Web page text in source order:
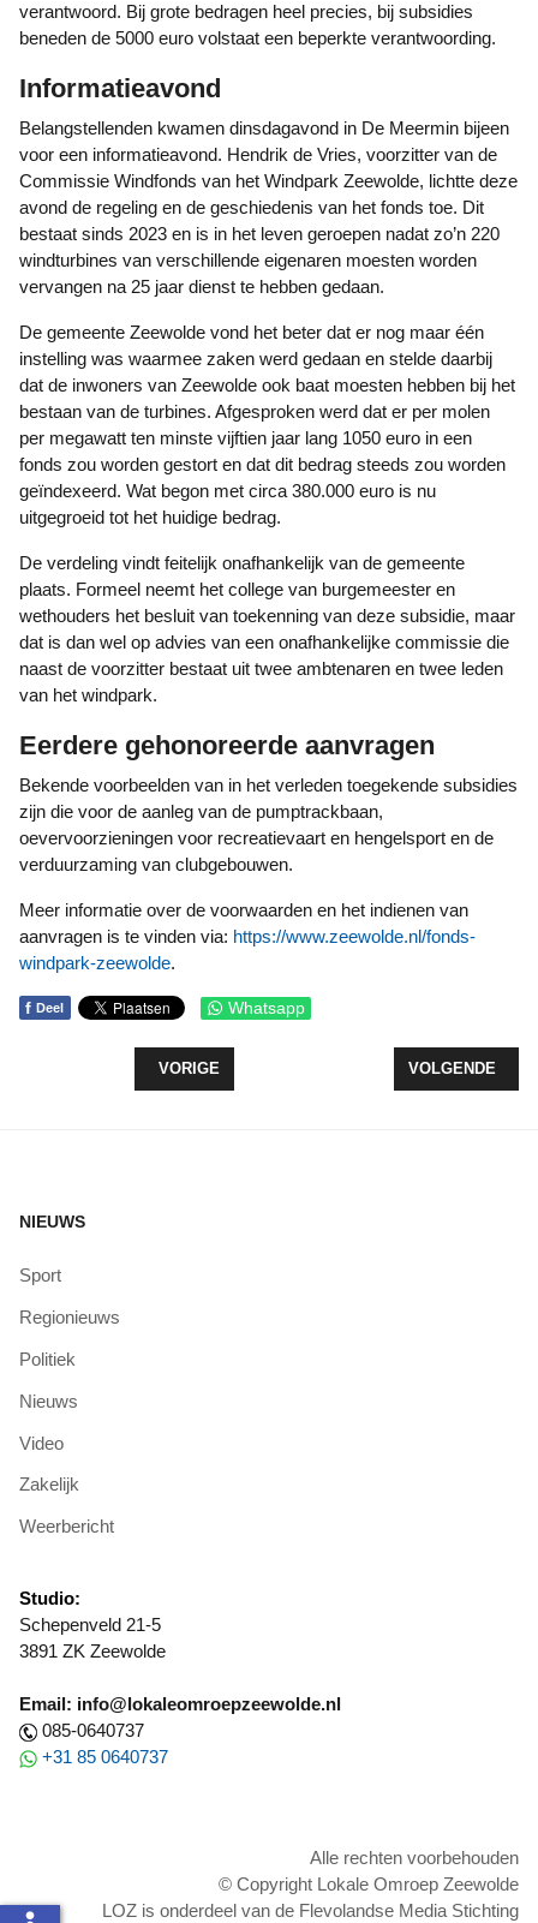
verantwoord. Bij grote bedragen heel precies, bij subsidies
beneden de 5000 euro volstaat een beperkte verantwoording.
Informatieavond
Belangstellenden kwamen dinsdagavond in De Meermin bijeen
voor een informatieavond. Hendrik de Vries, voorzitter van de
Commissie Windfonds van het Windpark Zeewolde, lichtte deze
avond de regeling en de geschiedenis van het fonds toe. Dit
bestaat sinds 2023 en is in het leven geroepen nadat zo’n 220
windturbines van verschillende eigenaren moesten worden
vervangen na 25 jaar dienst te hebben gedaan.
De gemeente Zeewolde vond het beter dat er nog maar één
instelling was waarmee zaken werd gedaan en stelde daarbij
dat de inwoners van Zeewolde ook baat moesten hebben bij het
bestaan van de turbines. Afgesproken werd dat er per molen
per megawatt ten minste vijftien jaar lang 1050 euro in een
fonds zou worden gestort en dat dit bedrag steeds zou worden
geïndexeerd. Wat begon met circa 380.000 euro is nu
uitgegroeid tot het huidige bedrag.
De verdeling vindt feitelijk onafhankelijk van de gemeente
plaats. Formeel neemt het college van burgemeester en
wethouders het besluit van toekenning van deze subsidie, maar
dat is dan wel op advies van een onafhankelijke commissie die
naast de voorzitter bestaat uit twee ambtenaren en twee leden
van het windpark.
Eerdere gehonoreerde aanvragen
Bekende voorbeelden van in het verleden toegekende subsidies
zijn die voor de aanleg van de pumptrackbaan,
oevervoorzieningen voor recreatievaart en hengelsport en de
verduurzaming van clubgebouwen.
Meer informatie over de voorwaarden en het indienen van
aanvragen is te vinden via: https://www.zeewolde.nl/fonds-
windpark-zeewolde.
f Deel Whatsapp
VORIG ARTIKEL: SLUITING BEDRIJFSPAND
VORIGE VOLGENDE
VOLGENDE
NIEUWS
Sport
Regionieuws
Politiek
Nieuws
Video
Zakelijk
Weerbericht
Studio:
Schepenveld 21-5
3891 ZK Zeewolde
Email: info@lokaleomroepzeewolde.nl
085-0640737
+31 85 0640737
Alle rechten voorbehouden
© Copyright Lokale Omroep Zeewolde
LOZ is onderdeel van de Flevolandse Media Stichting